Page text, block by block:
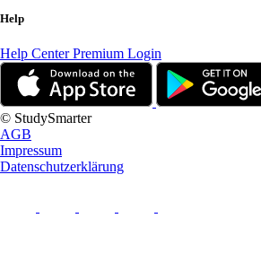
Help
Help CenterPremium Login
© StudySmarter
AGB
Impressum
Datenschutzerklärung